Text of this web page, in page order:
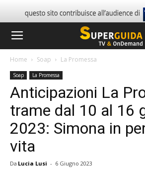
Home Soap La Promessa
Soap La Promessa
Anticipazioni La
trame dal 10 al 16
2023: Simona in
vita
Da Lucia Lusi - 6 Giugno 2023